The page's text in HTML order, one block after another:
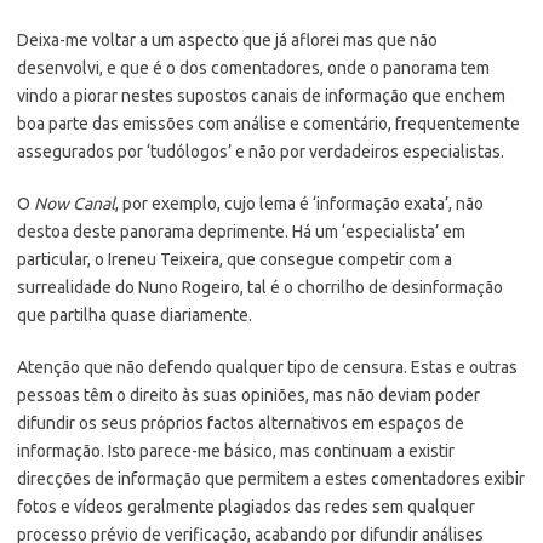
Deixa-me voltar a um aspecto que já aflorei mas que não
desenvolvi, e que é o dos comentadores, onde o panorama tem
vindo a piorar nestes supostos canais de informação que enchem
boa parte das emissões com análise e comentário, frequentemente
assegurados por ‘tudólogos’ e não por verdadeiros especialistas.
O Now Canal, por exemplo, cujo lema é ‘informação exata’, não
destoa deste panorama deprimente. Há um ‘especialista’ em
particular, o Ireneu Teixeira, que consegue competir com a
surrealidade do Nuno Rogeiro, tal é o chorrilho de desinformação
que partilha quase diariamente.
Atenção que não defendo qualquer tipo de censura. Estas e outras
pessoas têm o direito às suas opiniões, mas não deviam poder
difundir os seus próprios factos alternativos em espaços de
informação. Isto parece-me básico, mas continuam a existir
direcções de informação que permitem a estes comentadores exibir
fotos e vídeos geralmente plagiados das redes sem qualquer
processo prévio de verificação, acabando por difundir análises